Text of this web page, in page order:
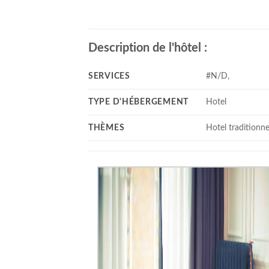
Description de l'hôtel :
SERVICES #N/D,
TYPE D'HÉBERGEMENT Hotel
THÈMES Hotel